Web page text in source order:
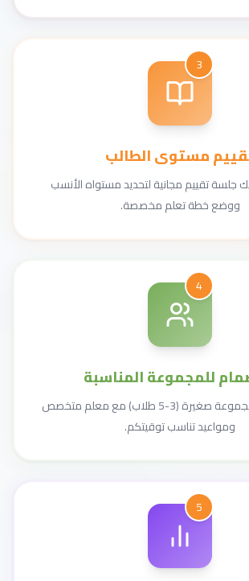
3
مستوى الطالب
تقييم مجانية لتحديد مستواه الأنسب
ووضع خطة تعلم مخصصة.
4
للمجموعة المناسبة
يلتحق طفلك بمجموعة صغيرة (3-5 طلاب) مع معلم متخصص
ومواعيد تناسب توقيتكم.
5